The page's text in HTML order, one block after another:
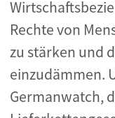
Rechte von
zu stärken und
einzudämmen.
Germanwatch,